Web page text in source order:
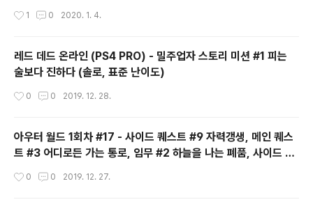
1 0 2020. 1. 4.
레드 데드 온라인 (PS4 PRO) - 밀주업자 스토리 미션 #1 피는
술보다 진하다 (솔로, 표준 난이도)
0 0 2019. 12. 28.
아우터 월드 1회차 #17 - 사이드 퀘스트 #9 자력갱생, 메인 퀘스
트 #3 어디로든 가는 통로, 임무 #2 하늘을 나는 폐품, 사이드 퀘
스트 #10 공허에서 온 무기
0 0 2019. 12. 27.